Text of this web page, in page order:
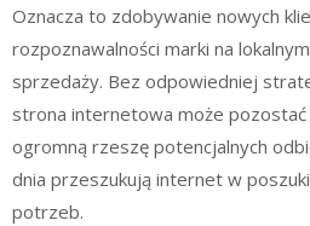
Oznacza to zdobywanie nowych
rozpoznawalności marki na
sprzedaży. Bez odpowiedniej
strona internetowa może pozostać
ogromną rzeszę potencjalnych
dnia przeszukują internet w
potrzeb.